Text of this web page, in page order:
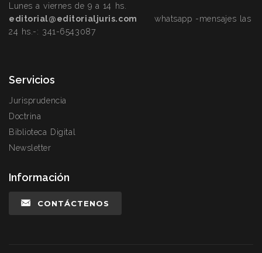
Lunes a viernes de 9 a 14 hs.
editorial@editorialjuris.com
whatsapp -mensajes las
24 hs.-: 341-6543087
Servicios
Jurisprudencia
Doctrina
Biblioteca Digital
Newsletter
Información
CONTÁCTENOS